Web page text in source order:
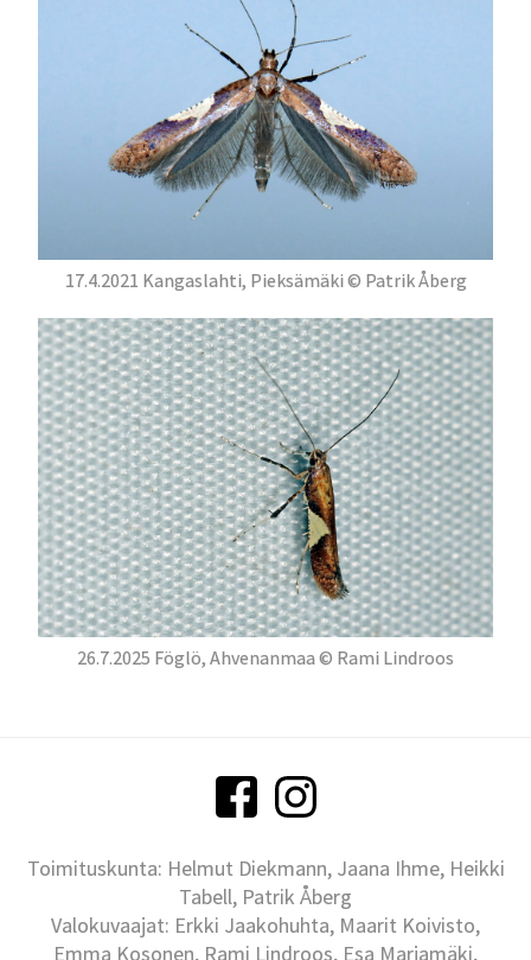
17.4.2021 Kangaslahti, Pieksämäki © Patrik Åberg
26.7.2025 Föglö, Ahvenanmaa © Rami Lindroos
Toimituskunta: Helmut Diekmann, Jaana Ihme, Heikki
Tabell, Patrik Åberg
Valokuvaajat: Erkki Jaakohuhta, Maarit Koivisto,
Emma Kosonen, Rami Lindroos, Esa Marjamäki,